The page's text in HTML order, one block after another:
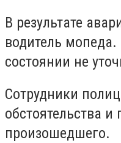
В результате
водитель
состоянии не
Сотрудники
обстоятельства
произошедшего.